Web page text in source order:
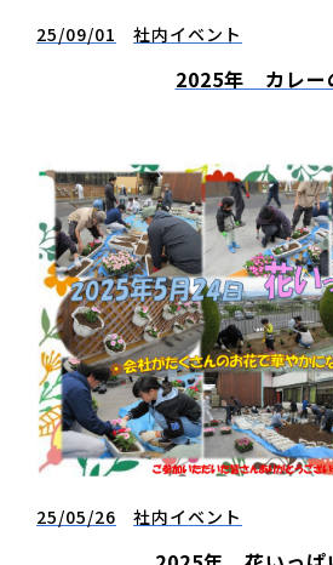
25/09/01 社内イベント
2025年 カレー
25/05/26 社内イベント